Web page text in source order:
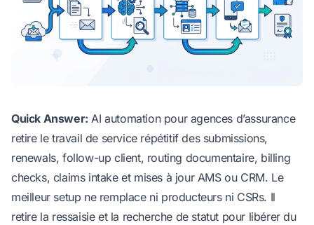
Quick Answer: AI automation pour agences d’assurance
retire le travail de service répétitif des submissions,
renewals, follow-up client, routing documentaire, billing
checks, claims intake et mises à jour AMS ou CRM. Le
meilleur setup ne remplace ni producteurs ni CSRs. Il
retire la ressaisie et la recherche de statut pour libérer du